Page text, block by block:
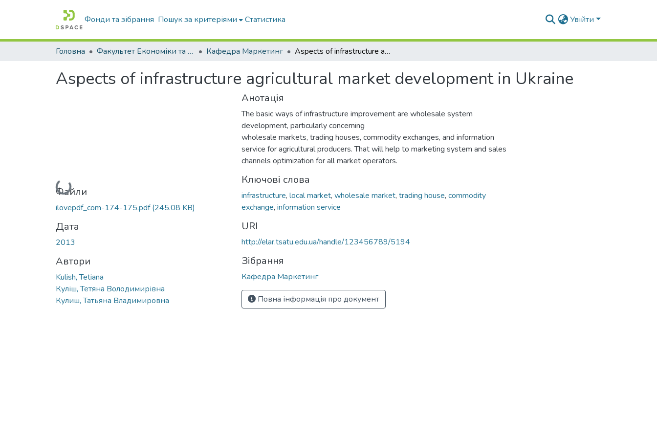
Фонди та зібрання Пошук за критеріями Статистика Увійти
Головна Факультет Економіки та бізнесу Кафедра Маркетинг Aspects of infrastructure agricultural market development in Ukraine
Aspects of infrastructure agricultural market development in Ukraine
Вантажиться...
Файли
ilovepdf_com-174-175.pdf(245.08 KB)
Дата
2013
Автори
Kulish, Tetiana
Куліш, Тетяна Володимирівна
Кулиш, Татьяна Владимировна
Анотація
The basic ways of infrastructure improvement are wholesale system
development, particularly concerning
wholesale markets, trading houses, commodity exchanges, and information
service for agricultural producers. That will help to marketing system and sales
channels optimization for all market operators.
Ключові слова
infrastructure, local market, wholesale market, trading house, commodity
exchange, information service
URI
http://elar.tsatu.edu.ua/handle/123456789/5194
Зібрання
Кафедра Маркетинг
Повна інформація про документ